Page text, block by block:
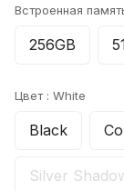
Встроенная
256GB
Цвет : White
Black
Silver